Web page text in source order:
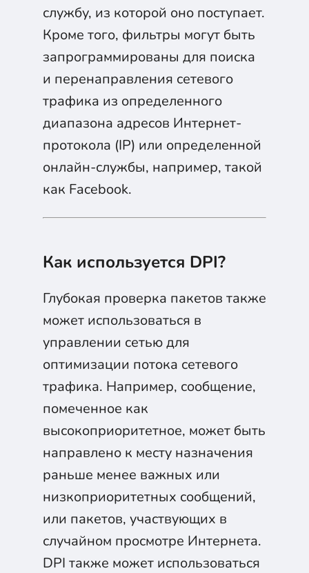
службу, из которой оно поступает.
Кроме того, фильтры могут быть
запрограммированы для поиска
и перенаправления сетевого
трафика из определенного
диапазона адресов Интернет-
протокола (IP) или определенной
онлайн-службы, например, такой
как Facebook.
Как используется DPI?
Глубокая проверка пакетов также
может использоваться в
управлении сетью для
оптимизации потока сетевого
трафика. Например, сообщение,
помеченное как
высокоприоритетное, может быть
направлено к месту назначения
раньше менее важных или
низкоприоритетных сообщений,
или пакетов, участвующих в
случайном просмотре Интернета.
DPI также может использоваться